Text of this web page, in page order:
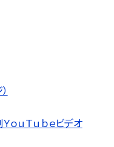
ｏｕＴｕｂｅビデオ